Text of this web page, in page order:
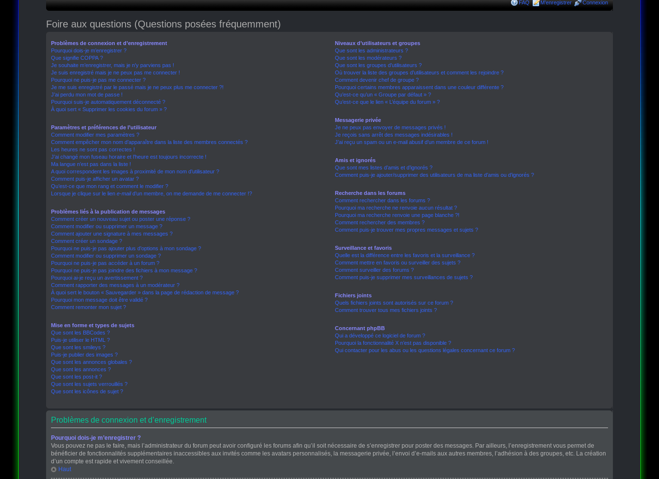
FAQ M’enregistrer Connexion
Foire aux questions (Questions posées fréquemment)
Problèmes de connexion et d’enregistrement
Pourquoi dois-je m’enregistrer ?
Que signifie COPPA ?
Je souhaite m’enregistrer, mais je n’y parviens pas !
Je suis enregistré mais je ne peux pas me connecter !
Pourquoi ne puis-je pas me connecter ?
Je me suis enregistré par le passé mais je ne peux plus me connecter ?!
J’ai perdu mon mot de passe !
Pourquoi suis-je automatiquement déconnecté ?
À quoi sert « Supprimer les cookies du forum » ?
Paramètres et préférences de l’utilisateur
Comment modifier mes paramètres ?
Comment empêcher mon nom d’apparaître dans la liste des membres connectés ?
Les heures ne sont pas correctes !
J’ai changé mon fuseau horaire et l’heure est toujours incorrecte !
Ma langue n’est pas dans la liste !
A quoi correspondent les images à proximité de mon nom d’utilisateur ?
Comment puis-je afficher un avatar ?
Qu’est-ce que mon rang et comment le modifier ?
Lorsque je clique sur le lien e-maild’un membre, on me demande de me connecter !?
Problèmes liés à la publication de messages
Comment créer un nouveau sujet ou poster une réponse ?
Comment modifier ou supprimer un message ?
Comment ajouter une signature à mes messages ?
Comment créer un sondage ?
Pourquoi ne puis-je pas ajouter plus d’options à mon sondage ?
Comment modifier ou supprimer un sondage ?
Pourquoi ne puis-je pas accéder à un forum ?
Pourquoi ne puis-je pas joindre des fichiers à mon message ?
Pourquoi ai-je reçu un avertissement ?
Comment rapporter des messages à un modérateur ?
À quoi sert le bouton « Sauvegarder » dans la page de rédaction de message ?
Pourquoi mon message doit être validé ?
Comment remonter mon sujet ?
Mise en forme et types de sujets
Que sont les BBCodes ?
Puis-je utiliser le HTML ?
Que sont les smileys ?
Puis-je publier des images ?
Que sont les annonces globales ?
Que sont les annonces ?
Que sont les post-it ?
Que sont les sujets verrouillés ?
Que sont les icônes de sujet ?
Niveaux d’utilisateurs et groupes
Que sont les administrateurs ?
Que sont les modérateurs ?
Que sont les groupes d’utilisateurs ?
Où trouver la liste des groupes d’utilisateurs et comment les rejoindre ?
Comment devenir chef de groupe ?
Pourquoi certains membres apparaissent dans une couleur différente ?
Qu’est-ce qu’un « Groupe par défaut » ?
Qu’est-ce que le lien « L’équipe du forum » ?
Messagerie privée
Je ne peux pas envoyer de messages privés !
Je reçois sans arrêt des messages indésirables !
J’ai reçu un spam ou un e-mail abusif d’un membre de ce forum !
Amis et ignorés
Que sont mes listes d’amis et d’ignorés ?
Comment puis-je ajouter/supprimer des utilisateurs de ma liste d’amis ou d’ignorés ?
Recherche dans les forums
Comment rechercher dans les forums ?
Pourquoi ma recherche ne renvoie aucun résultat ?
Pourquoi ma recherche renvoie une page blanche ?!
Comment rechercher des membres ?
Comment puis-je trouver mes propres messages et sujets ?
Surveillance et favoris
Quelle est la différence entre les favoris et la surveillance ?
Comment mettre en favoris ou surveiller des sujets ?
Comment surveiller des forums ?
Comment puis-je supprimer mes surveillances de sujets ?
Fichiers joints
Quels fichiers joints sont autorisés sur ce forum ?
Comment trouver tous mes fichiers joints ?
Concernant phpBB
Qui a développé ce logiciel de forum ?
Pourquoi la fonctionnalité X n’est pas disponible ?
Qui contacter pour les abus ou les questions légales concernant ce forum ?
Problèmes de connexion et d’enregistrement
Pourquoi dois-je m’enregistrer ?
Vous pouvez ne pas le faire, mais l’administrateur du forum peut avoir configuré les forums afin qu’il soit nécessaire de s’enregistrer pour poster des messages. Par ailleurs, l’enregistrement vous permet de
bénéficier de fonctionnalités supplémentaires inaccessibles aux invités comme les avatars personnalisés, la messagerie privée, l’envoi d’e-mails aux autres membres, l’adhésion à des groupes, etc. La création
d’un compte est rapide et vivement conseillée.
Haut